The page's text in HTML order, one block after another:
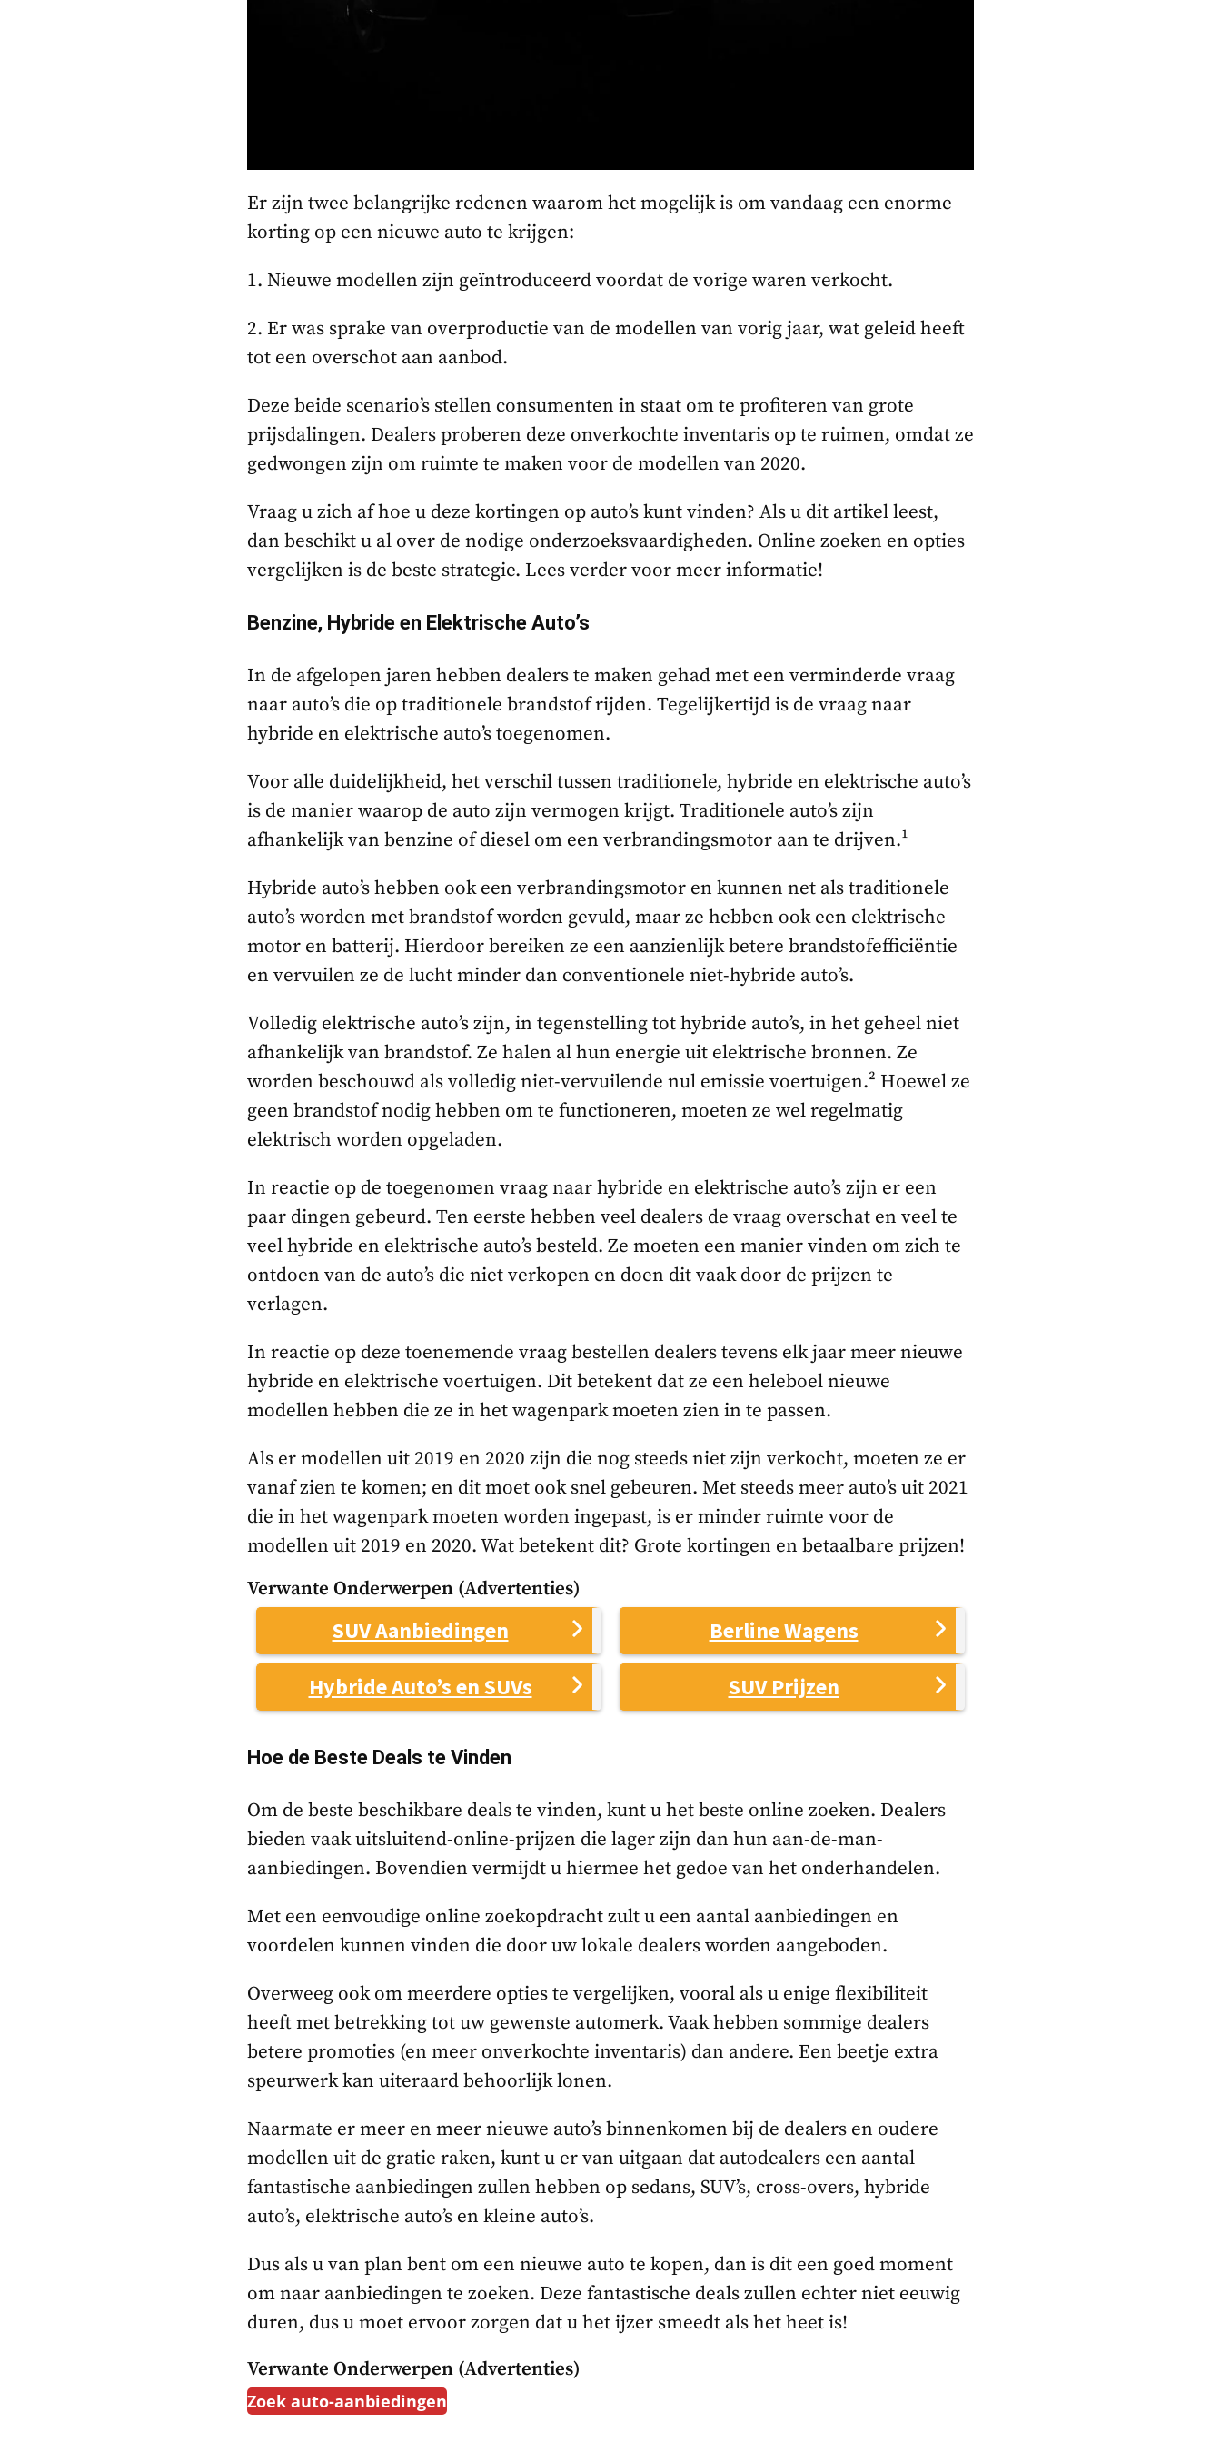
Er zijn twee belangrijke redenen waarom het mogelijk is om vandaag een enorme
korting op een nieuwe auto te krijgen:
1. Nieuwe modellen zijn geïntroduceerd voordat de vorige waren verkocht.
2. Er was sprake van overproductie van de modellen van vorig jaar, wat geleid heeft
tot een overschot aan aanbod.
Deze beide scenario’s stellen consumenten in staat om te profiteren van grote
prijsdalingen. Dealers proberen deze onverkochte inventaris op te ruimen, omdat ze
gedwongen zijn om ruimte te maken voor de modellen van 2020.
Vraag u zich af hoe u deze kortingen op auto’s kunt vinden? Als u dit artikel leest,
dan beschikt u al over de nodige onderzoeksvaardigheden. Online zoeken en opties
vergelijken is de beste strategie. Lees verder voor meer informatie!
Benzine, Hybride en Elektrische Auto’s
In de afgelopen jaren hebben dealers te maken gehad met een verminderde vraag
naar auto’s die op traditionele brandstof rijden. Tegelijkertijd is de vraag naar
hybride en elektrische auto’s toegenomen.
Voor alle duidelijkheid, het verschil tussen traditionele, hybride en elektrische auto’s
is de manier waarop de auto zijn vermogen krijgt. Traditionele auto’s zijn
afhankelijk van benzine of diesel om een verbrandingsmotor aan te drijven.¹
Hybride auto’s hebben ook een verbrandingsmotor en kunnen net als traditionele
auto’s worden met brandstof worden gevuld, maar ze hebben ook een elektrische
motor en batterij. Hierdoor bereiken ze een aanzienlijk betere brandstofefficiëntie
en vervuilen ze de lucht minder dan conventionele niet-hybride auto’s.
Volledig elektrische auto’s zijn, in tegenstelling tot hybride auto’s, in het geheel niet
afhankelijk van brandstof. Ze halen al hun energie uit elektrische bronnen. Ze
worden beschouwd als volledig niet-vervuilende nul emissie voertuigen.² Hoewel ze
geen brandstof nodig hebben om te functioneren, moeten ze wel regelmatig
elektrisch worden opgeladen.
In reactie op de toegenomen vraag naar hybride en elektrische auto’s zijn er een
paar dingen gebeurd. Ten eerste hebben veel dealers de vraag overschat en veel te
veel hybride en elektrische auto’s besteld. Ze moeten een manier vinden om zich te
ontdoen van de auto’s die niet verkopen en doen dit vaak door de prijzen te
verlagen.
In reactie op deze toenemende vraag bestellen dealers tevens elk jaar meer nieuwe
hybride en elektrische voertuigen. Dit betekent dat ze een heleboel nieuwe
modellen hebben die ze in het wagenpark moeten zien in te passen.
Als er modellen uit 2019 en 2020 zijn die nog steeds niet zijn verkocht, moeten ze er
vanaf zien te komen; en dit moet ook snel gebeuren. Met steeds meer auto’s uit 2021
die in het wagenpark moeten worden ingepast, is er minder ruimte voor de
modellen uit 2019 en 2020. Wat betekent dit? Grote kortingen en betaalbare prijzen!
Verwante Onderwerpen (Advertenties)
SUV Aanbiedingen
Berline Wagens
Hybride Auto’s en SUVs
SUV Prijzen
Hoe de Beste Deals te Vinden
Om de beste beschikbare deals te vinden, kunt u het beste online zoeken. Dealers
bieden vaak uitsluitend-online-prijzen die lager zijn dan hun aan-de-man-
aanbiedingen. Bovendien vermijdt u hiermee het gedoe van het onderhandelen.
Met een eenvoudige online zoekopdracht zult u een aantal aanbiedingen en
voordelen kunnen vinden die door uw lokale dealers worden aangeboden.
Overweeg ook om meerdere opties te vergelijken, vooral als u enige flexibiliteit
heeft met betrekking tot uw gewenste automerk. Vaak hebben sommige dealers
betere promoties (en meer onverkochte inventaris) dan andere. Een beetje extra
speurwerk kan uiteraard behoorlijk lonen.
Naarmate er meer en meer nieuwe auto’s binnenkomen bij de dealers en oudere
modellen uit de gratie raken, kunt u er van uitgaan dat autodealers een aantal
fantastische aanbiedingen zullen hebben op sedans, SUV’s, cross-overs, hybride
auto’s, elektrische auto’s en kleine auto’s.
Dus als u van plan bent om een nieuwe auto te kopen, dan is dit een goed moment
om naar aanbiedingen te zoeken. Deze fantastische deals zullen echter niet eeuwig
duren, dus u moet ervoor zorgen dat u het ijzer smeedt als het heet is!
Verwante Onderwerpen (advertenties)
Zoek auto-aanbiedingen